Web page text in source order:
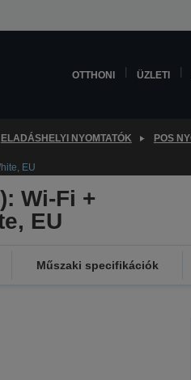
OTTHONI ÜZLETI
ELADÁSHELYI NYOMTATÓK POS
EU
Wi-Fi +
EU
Műszaki specifikációk